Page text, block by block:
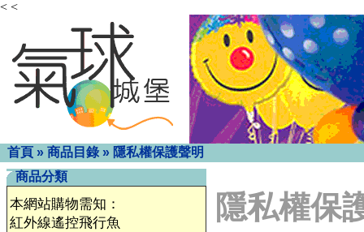
< <
首頁 » 商品目錄 » 隱私權保護聲明
商品分類
本網站購物需知：
紅外線遙控飛行魚
隱私權保